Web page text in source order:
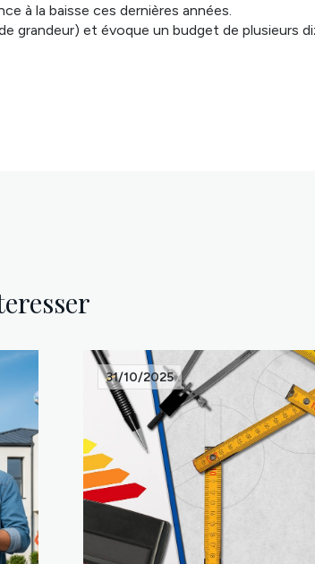
à la baisse ces dernières années.
grandeur) et évoque un budget de plusieurs
31/10/2025